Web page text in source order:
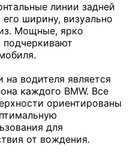
линии задней
ширину, визуально
Мощные, ярко
водителя является
каждого BMW. Все
ориентированы
для
от вождения.